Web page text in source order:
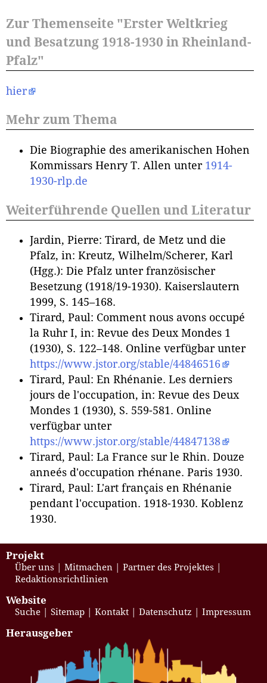
Zur Themenseite "Erster Weltkrieg
und Besatzung 1918-1930 in Rheinland-
Pfalz"
hier
Mehr zum Thema
Die Biographie des amerikanischen Hohen
Kommissars Henry T. Allen unter 1914-
1930-rlp.de
Weiterführende Quellen und Literatur
Jardin, Pierre: Tirard, de Metz und die
Pfalz, in: Kreutz, Wilhelm/Scherer, Karl
(Hgg.): Die Pfalz unter französischer
Besetzung (1918/19-1930). Kaiserslautern
1999, S. 145–168.
Tirard, Paul: Comment nous avons occupé
la Ruhr I, in: Revue des Deux Mondes 1
(1930), S. 122–148. Online verfügbar unter
https://www.jstor.org/stable/44846516
Tirard, Paul: En Rhénanie. Les derniers
jours de l'occupation, in: Revue des Deux
Mondes 1 (1930), S. 559-581. Online
verfügbar unter
https://www.jstor.org/stable/44847138
Tirard, Paul: La France sur le Rhin. Douze
anneés d'occupation rhénane. Paris 1930.
Tirard, Paul: L'art français en Rhénanie
pendant l'occupation. 1918-1930. Koblenz
1930.
Projekt
Über uns Mitmachen
Partner des Projektes
Redaktionsrichtlinien
Website
Suche Sitemap Kontakt Datenschutz Impressum
Herausgeber